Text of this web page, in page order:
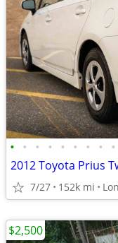
• • • • • • • • •
2012 Toyota Prius
7/27 152k mi
$2,500